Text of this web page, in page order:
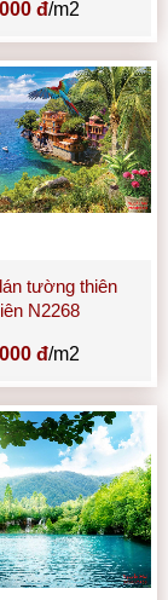
đ/m2
tường thiên
N2268
đ/m2